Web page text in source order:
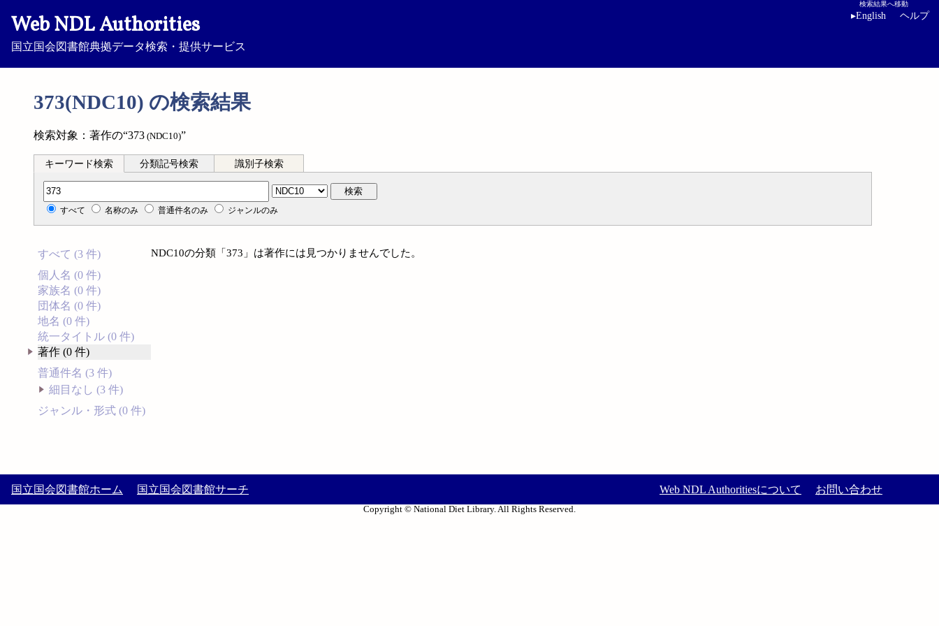
Web NDL Authorities
国立国会図書館典拠データ検索・提供サービス
検索結果へ移動
▸English ヘルプ
373(NDC10) の検索結果
検索対象：著作の“373 (NDC10)”
キーワード検索 分類記号検索 識別子検索
分類記号検索 検索
すべて 名称のみ 普通件名のみ ジャンルのみ
すべて (3 件)
個人名 (0 件)
家族名 (0 件)
団体名 (0 件)
地名 (0 件)
統一タイトル (0 件)
著作 (0 件)
普通件名 (3 件)
細目なし (3 件)
ジャンル・形式 (0 件)
NDC10の分類「373」は著作には見つかりませんでした。
国立国会図書館ホーム 国立国会図書館サーチ Web NDL Authoritiesについて お問い合わせ
Copyright © National Diet Library. All Rights Reserved.